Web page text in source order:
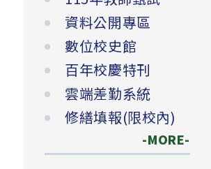
資料公開專區
數位校史館
百年校慶特刊
雲端差勤系統
修繕填報(限校內)
-MORE-